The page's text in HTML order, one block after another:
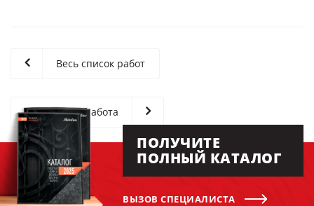
Весь список работ
Следующая работа
ПОЛУЧИТЕ
ПОЛНЫЙ КАТАЛОГ
ВЫЗОВ СПЕЦИАЛИСТА